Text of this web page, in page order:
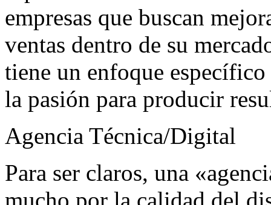
empresas que buscan
ventas dentro de su
tiene un enfoque
la pasión para producir
Agencia Técnica/Digital
Para ser claros, una